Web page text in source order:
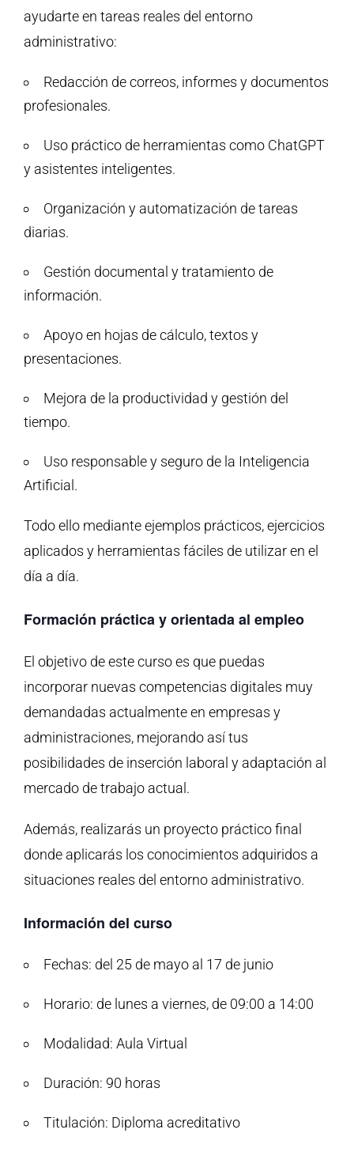
ayudarte en tareas reales del entorno
administrativo:
Redacción de correos, informes y documentos
profesionales.
Uso práctico de herramientas como ChatGPT
y asistentes inteligentes.
Organización y automatización de tareas
diarias.
Gestión documental y tratamiento de
información.
Apoyo en hojas de cálculo, textos y
presentaciones.
Mejora de la productividad y gestión del
tiempo.
Uso responsable y seguro de la Inteligencia
Artificial.
Todo ello mediante ejemplos prácticos, ejercicios
aplicados y herramientas fáciles de utilizar en el
día a día.
Formación práctica y orientada al empleo
El objetivo de este curso es que puedas
incorporar nuevas competencias digitales muy
demandadas actualmente en empresas y
administraciones, mejorando así tus
posibilidades de inserción laboral y adaptación al
mercado de trabajo actual.
Además, realizarás un proyecto práctico final
donde aplicarás los conocimientos adquiridos a
situaciones reales del entorno administrativo.
Información del curso
Fechas: del 25 de mayo al 17 de junio
Horario: de lunes a viernes, de 09:00 a 14:00
Modalidad: Aula Virtual
Duración: 90 horas
Titulación: Diploma acreditativo